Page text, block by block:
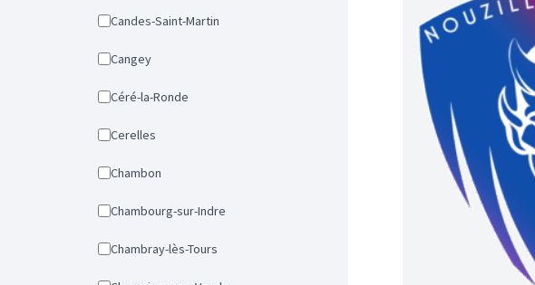
Candes-Saint-Martin
Cangey
Céré-la-Ronde
Cerelles
Chambon
Chambourg-sur-Indre
Chambray-lès-Tours